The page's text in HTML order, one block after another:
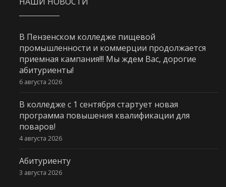
В Пензенском колледже пищевой
промышленности и коммерции продолжается
приемная кампания!!! Мы ждем Вас, дорогие
абитуриенты!
6 августа 2026
В колледже с 1 сентября стартует новая
программа повышения квалификации для
поваров!
4 августа 2026
Абитуриенту
3 августа 2026